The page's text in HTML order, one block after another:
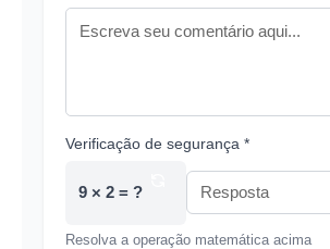
Verificação de segurança *
9 × 2 = ?
Resolva a operação matemática acima